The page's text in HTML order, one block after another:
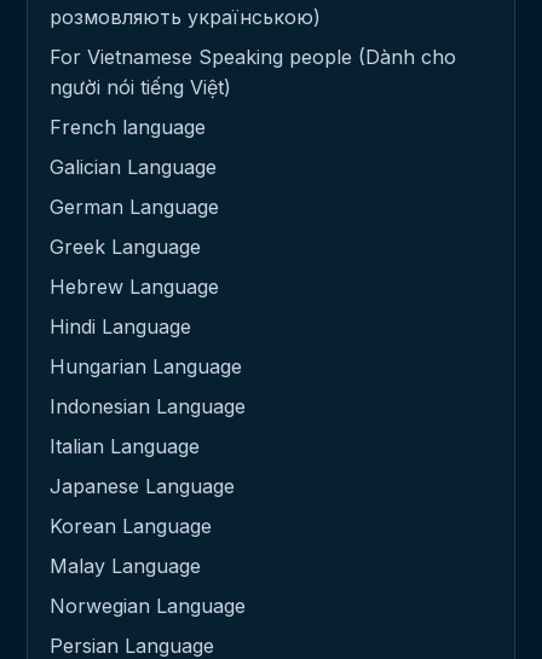
розмовляють українською)
For Vietnamese Speaking people (Dành cho
người nói tiếng Việt)
French language
Galician Language
German Language
Greek Language
Hebrew Language
Hindi Language
Hungarian Language
Indonesian Language
Italian Language
Japanese Language
Korean Language
Malay Language
Norwegian Language
Persian Language